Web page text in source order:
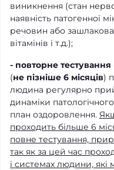
виникнення (стан
наявність патогенної
речовин або
вітамінів і т.д.);
- повторне тестування
(не пізніше 6 місяців)
людина регулярно
динаміки
план оздоровлення.
проходить більше 6
повне тестування,
так як за цей час
і системах людини, які